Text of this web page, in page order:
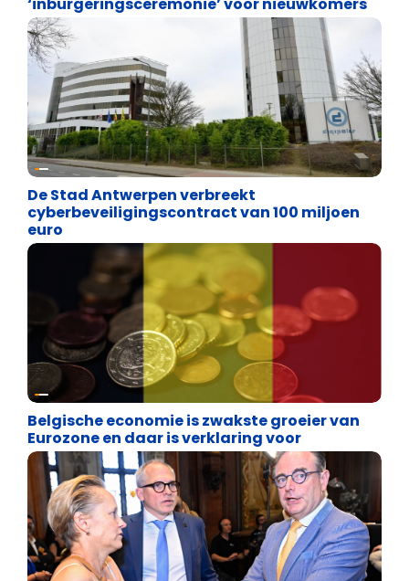
‘inburgeringsceremonie’ voor nieuwkomers
Binnenland politiek
De Stad Antwerpen verbreekt
cyberbeveiligingscontract van 100 miljoen
euro
Binnenland politiek
Belgische economie is zwakste groeier van
Eurozone en daar is verklaring voor